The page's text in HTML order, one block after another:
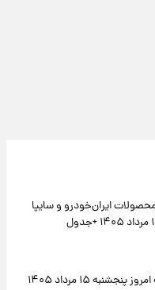
ایران‌خودرو و سایپا
۱۵ مرداد ۱۴۰۵